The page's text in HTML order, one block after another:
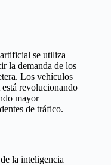
se utiliza
la demanda de los
Los vehículos
revolucionando
mayor
de tráfico.
la inteligencia